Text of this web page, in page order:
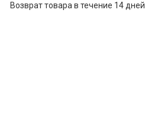
возврат товара в течение 14 дней